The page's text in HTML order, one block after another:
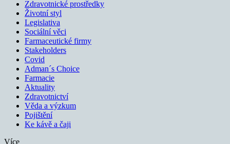
Zdravotnické prostředky
Životní styl
Legislativa
Sociální věci
Farmaceutické firmy
Stakeholders
Covid
Adman´s Choice
Farmacie
Aktuality
Zdravotnictví
Věda a výzkum
Pojištění
Ke kávě a čaji
Více